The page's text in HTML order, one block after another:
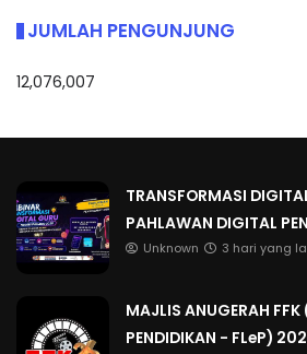
JUMLAH PENGUNJUNG
12,076,007
TRANSFORMASI
PAHLAWAN DIGITAL
Unknown 3 hari yang
MAJLIS ANUGERAH FFK
PENDIDIKAN - FLeP)